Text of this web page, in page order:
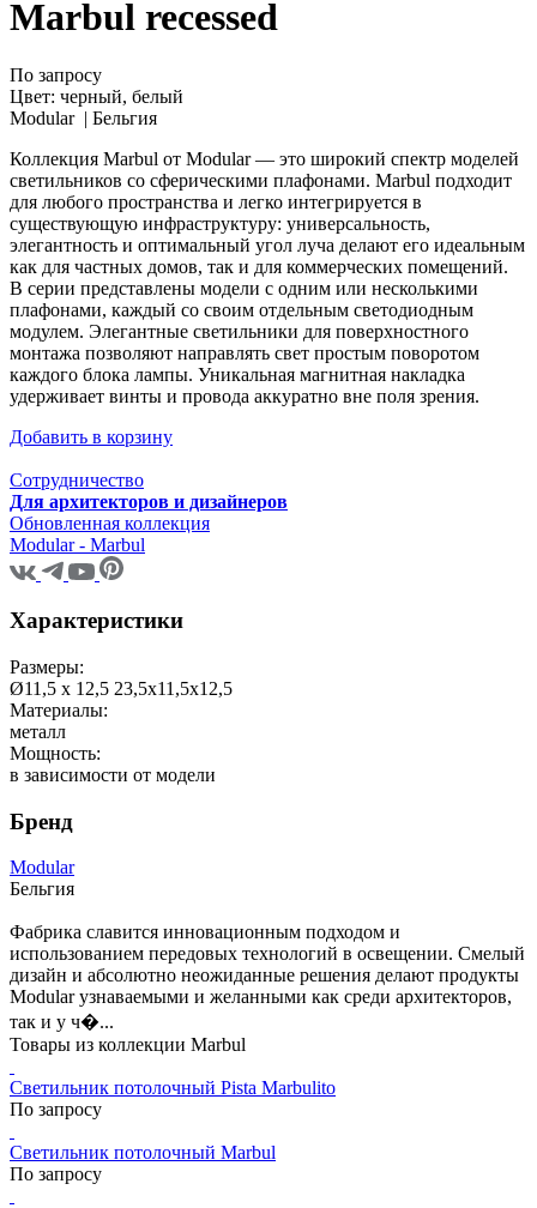
Marbul recessed
По запросу
Цвет: черный, белый
Modular | Бельгия
Коллекция Marbul от Modular — это широкий спектр моделей
светильников со сферическими плафонами. Marbul подходит
для любого пространства и легко интегрируется в
существующую инфраструктуру: универсальность,
элегантность и оптимальный угол луча делают его идеальным
как для частных домов, так и для коммерческих помещений.
В серии представлены модели с одним или несколькими
плафонами, каждый со своим отдельным светодиодным
модулем. Элегантные светильники для поверхностного
монтажа позволяют направлять свет простым поворотом
каждого блока лампы. Уникальная магнитная накладка
удерживает винты и провода аккуратно вне поля зрения.
Добавить в корзину
Сотрудничество
Для архитекторов и дизайнеров
Обновленная коллекция
Modular - Marbul
Характеристики
Размеры:
Ø11,5 x 12,5 23,5x11,5x12,5
Материалы:
металл
Мощность:
в зависимости от модели
Бренд
Modular
Бельгия
Фабрика славится инновационным подходом и
использованием передовых технологий в освещении. Смелый
дизайн и абсолютно неожиданные решения делают продукты
Modular узнаваемыми и желанными как среди архитекторов,
так и у ч�...
Товары из коллекции Marbul
Светильник потолочный Pista Marbulito
По запросу
Светильник потолочный Marbul
По запросу